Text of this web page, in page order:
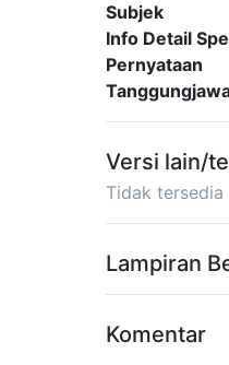
Subjek
Info Detail
Pernyataan
Versi lain/
Tidak tersedia
Lampiran
Komentar